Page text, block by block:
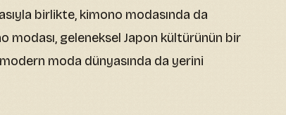
birlikte, kimono modasında da
modası, geleneksel Japon kültürünün bir
moda dünyasında da yerini